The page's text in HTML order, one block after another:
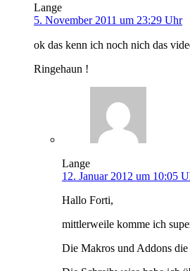
Lange
5. November 2011 um 23:29 Uhr
ok das kenn ich noch nich das
Ringehaun !
Lange
12. Januar 2012 um 10:05
Hallo Forti,
mittlerweile komme ich
Die Makros und Addons die